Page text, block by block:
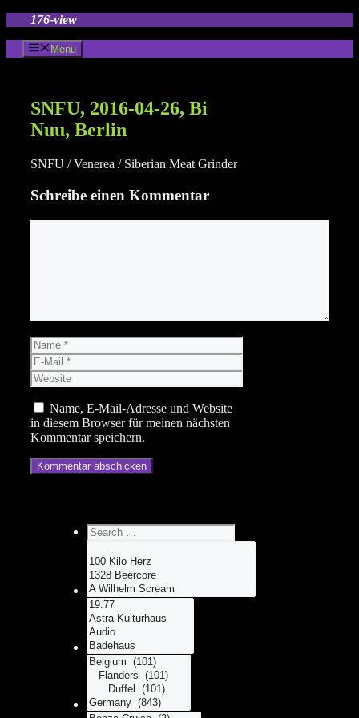
springen
176-view
Menü
SNFU, 2016-04-26, Bi
Nuu, Berlin
SNFU / Venerea / Siberian Meat Grinder
Schreibe einen Kommentar
Name
E-
Mail
Website
Name, E-Mail-Adresse und Website
in diesem Browser für meinen nächsten
Kommentar speichern.